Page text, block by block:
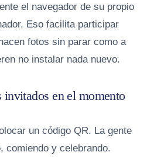
el navegador de su propio
Eso facilita participar
fotos sin parar como a
no instalar nada nuevo.
invitados en el momento
un código QR. La gente
comiendo y celebrando.